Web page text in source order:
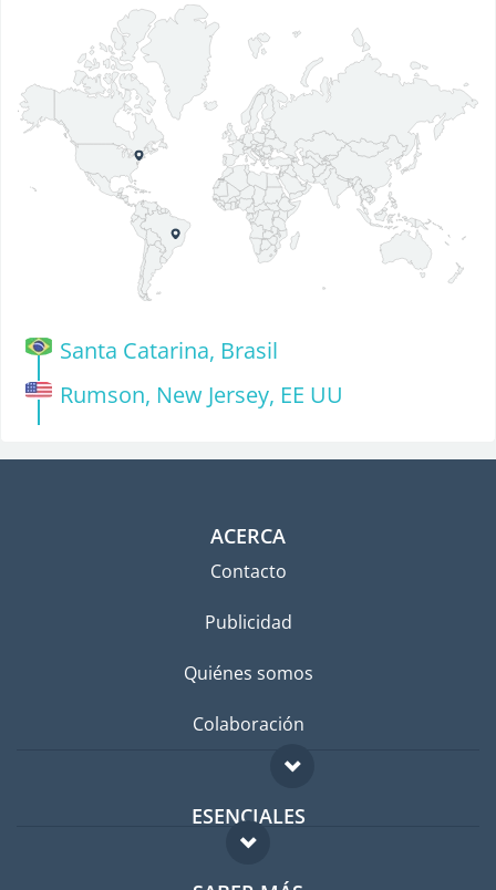
Santa Catarina, Brasil
Rumson, New Jersey, EE UU
ACERCA
Contacto
Publicidad
Quiénes somos
Colaboración
ESENCIALES
Foro para expatriados